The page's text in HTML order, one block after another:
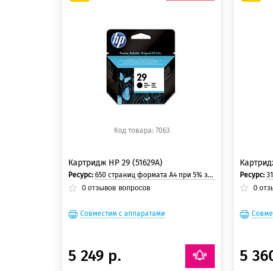
100 баллов
125 баллов
Код товара: 7063
Картридж HP 29 (51629A)
Ресурс: 650 страниц формата А4 при 5% заполнении страницы.
0 отзывов вопросов
Совместим с аппаратами
5 249 р.
100
125
Ресурс:
0
5